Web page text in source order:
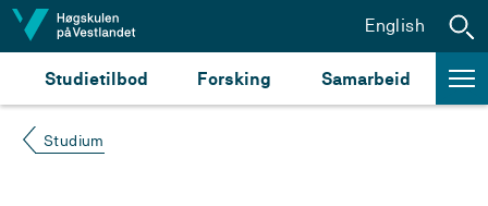
Hopp til innhald
Studietilbod Forsking Samarbeid
English
Studium